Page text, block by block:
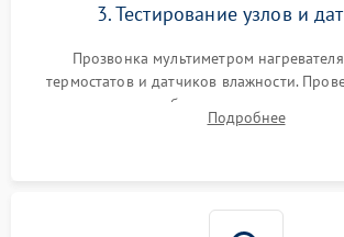
3. Тестирование узлов и
Прозвонка мультиметром
термостатов и датчиков влажности.
конденсатора, обмоток мотора и
тепловым насосом — диагностика работы
Подробнее